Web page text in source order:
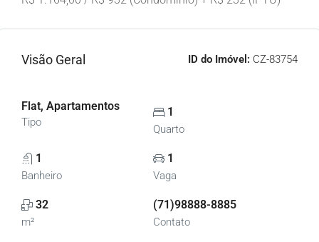
Visão Geral ID do Imóvel: CZ-83754
Flat, Apartamentos
Tipo
1
Quarto
1
Banheiro
1
Vaga
32
m²
(71)98888-8885
Contato